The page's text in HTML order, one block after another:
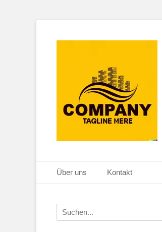
Primäres Menü
Zum
Inhalt
Über uns Kontakt
Suche
nach: